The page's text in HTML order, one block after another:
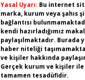
Yasal Uyarı: Bu internet
marka, kurum veya şahıs
bağlantısı
kendi hazırladığımız
paylaşılmaktadır. Burada
haber niteliği
ve kişiler hakkında
Gerçek kurum ve kişiler
tamamen tesadüfidir.